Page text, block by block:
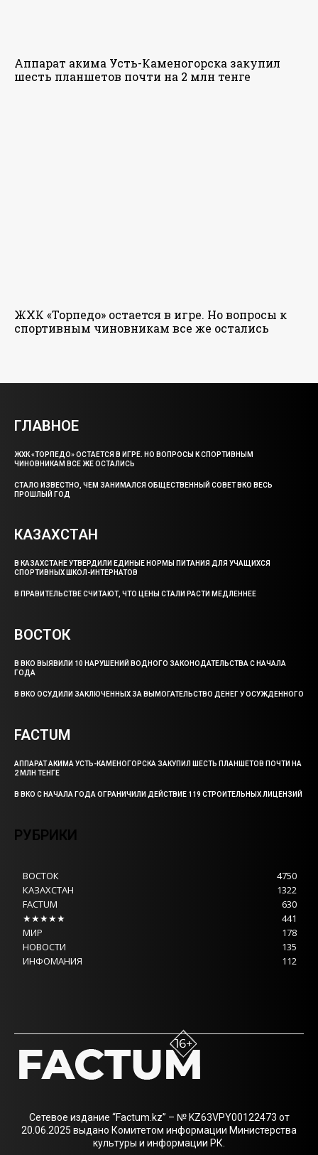
Аппарат акима Усть-Каменогорска закупил
шесть планшетов почти на 2 млн тенге
ЖХК «Торпедо» остается в игре. Но вопросы к
спортивным чиновникам все же остались
ГЛАВНОЕ
ЖХК «ТОРПЕДО» ОСТАЕТСЯ В ИГРЕ. НО ВОПРОСЫ К СПОРТИВНЫМ
ЧИНОВНИКАМ ВСЕ ЖЕ ОСТАЛИСЬ
СТАЛО ИЗВЕСТНО, ЧЕМ ЗАНИМАЛСЯ ОБЩЕСТВЕННЫЙ СОВЕТ ВКО ВЕСЬ
ПРОШЛЫЙ ГОД
КАЗАХСТАН
В КАЗАХСТАНЕ УТВЕРДИЛИ ЕДИНЫЕ НОРМЫ ПИТАНИЯ ДЛЯ УЧАЩИХСЯ
СПОРТИВНЫХ ШКОЛ-ИНТЕРНАТОВ
В ПРАВИТЕЛЬСТВЕ СЧИТАЮТ, ЧТО ЦЕНЫ СТАЛИ РАСТИ МЕДЛЕННЕЕ
ВОСТОК
В ВКО ВЫЯВИЛИ 10 НАРУШЕНИЙ ВОДНОГО ЗАКОНОДАТЕЛЬСТВА С НАЧАЛА
ГОДА
В ВКО ОСУДИЛИ ЗАКЛЮЧЕННЫХ ЗА ВЫМОГАТЕЛЬСТВО ДЕНЕГ У ОСУЖДЕННОГО
FACTUM
АППАРАТ АКИМА УСТЬ-КАМЕНОГОРСКА ЗАКУПИЛ ШЕСТЬ ПЛАНШЕТОВ ПОЧТИ НА
2 МЛН ТЕНГЕ
В ВКО С НАЧАЛА ГОДА ОГРАНИЧИЛИ ДЕЙСТВИЕ 119 СТРОИТЕЛЬНЫХ ЛИЦЕНЗИЙ
РУБРИКИ
ВОСТОК
4750
КАЗАХСТАН
1322
FACTUM
630
★★★★★
441
МИР
178
НОВОСТИ
135
ИНФОМАНИЯ
112
Сетевое издание “Factum.kz” – № KZ63VPY00122473 от
20.06.2025 выдано Комитетом информации Министерства
культуры и информации РК.